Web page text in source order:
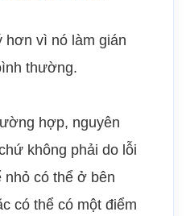
hơn vì nó làm gián
thường.
hợp, nguyên
không phải do lỗi
nhỏ có thể ở bên
có thể có một điểm